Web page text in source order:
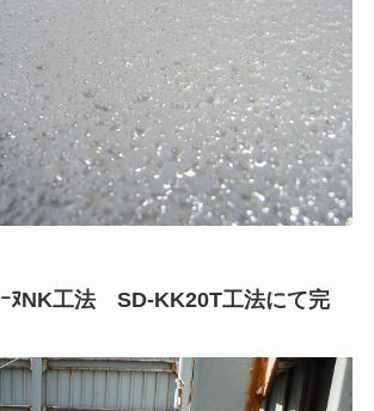
ｰﾇNK工法 SD-KK20T工法にて完